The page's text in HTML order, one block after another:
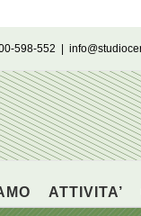
598-552
ATTIVITA’